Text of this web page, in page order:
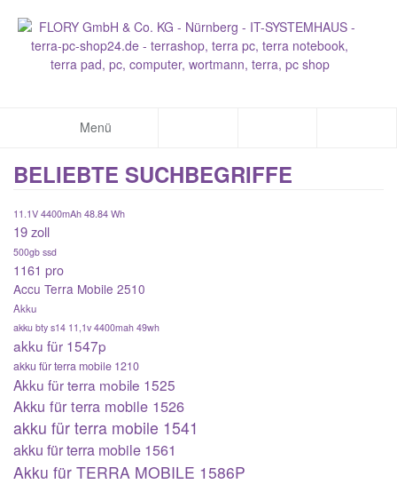
Menü
BELIEBTE SUCHBEGRIFFE
11.1V 4400mAh 48.84 Wh
19 zoll
500gb ssd
1161 pro
Accu Terra Mobile 2510
Akku
akku bty s14 11,1v 4400mah 49wh
akku für 1547p
akku für terra mobile 1210
Akku für terra mobile 1525
Akku für terra mobile 1526
akku für terra mobile 1541
akku für terra mobile 1561
Akku für TERRA MOBILE 1586P